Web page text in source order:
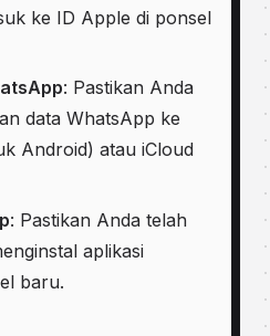
ke ID Apple di ponsel
: Pastikan Anda
data WhatsApp ke
Android) atau iCloud
: Pastikan Anda telah
aplikasi
baru.